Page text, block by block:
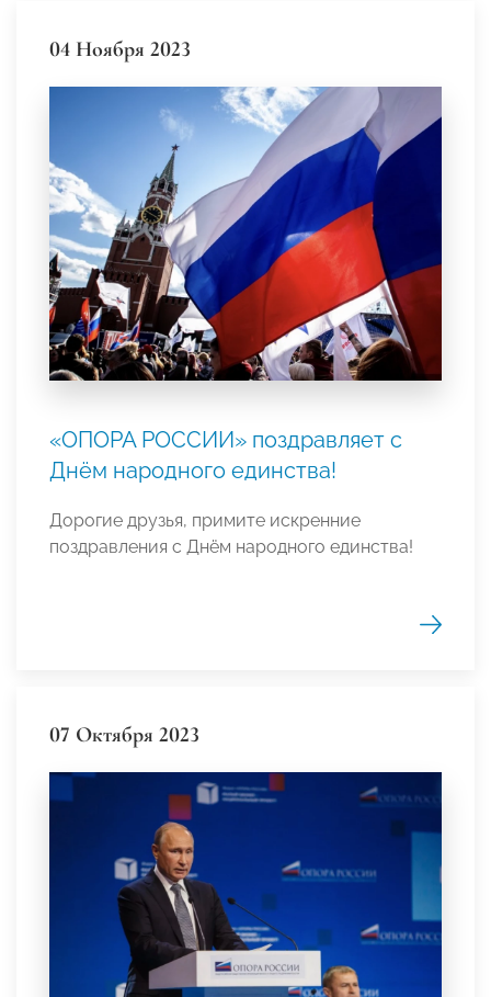
04 Ноября 2023
«ОПОРА РОССИИ» поздравляет с
Днём народного единства!
Дорогие друзья, примите искренние
поздравления с Днём народного единства!
07 Октября 2023